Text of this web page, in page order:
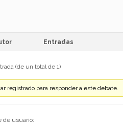
Entradas
(de un total de 1)
registrado para responder a este debate.
de usuario: